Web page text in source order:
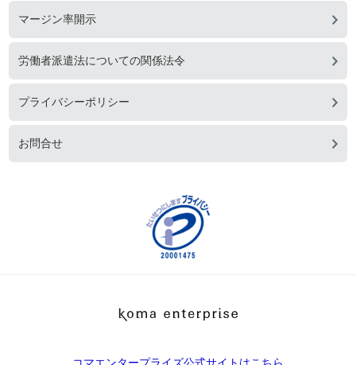
マージン率開示
労働者派遣法についての関係法令
プライバシーポリシー
お問合せ